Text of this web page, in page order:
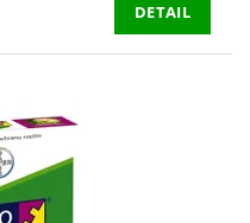
DETAIL